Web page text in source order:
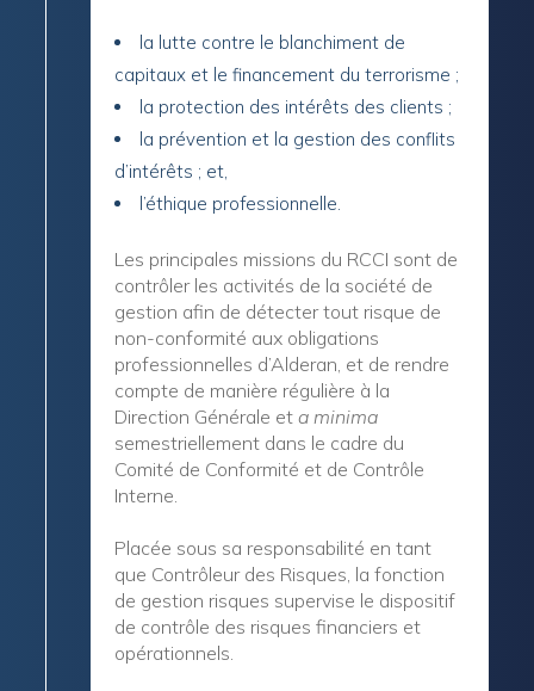
la lutte contre le blanchiment de
capitaux et le financement du terrorisme ;
la protection des intérêts des clients ;
la prévention et la gestion des conflits
d’intérêts ; et,
l’éthique professionnelle.
Les principales missions du RCCI sont de
contrôler les activités de la société de
gestion afin de détecter tout risque de
non-conformité aux obligations
professionnelles d’Alderan, et de rendre
compte de manière régulière à la
Direction Générale eta minima
semestriellement dans le cadre du
Comité de Conformité et de Contrôle
Interne.
Placée sous sa responsabilité en tant
que Contrôleur des Risques, la fonction
de gestion risques supervise le dispositif
de contrôle des risques financiers et
opérationnels.